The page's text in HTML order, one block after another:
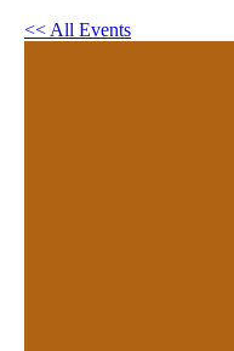
<< All Events